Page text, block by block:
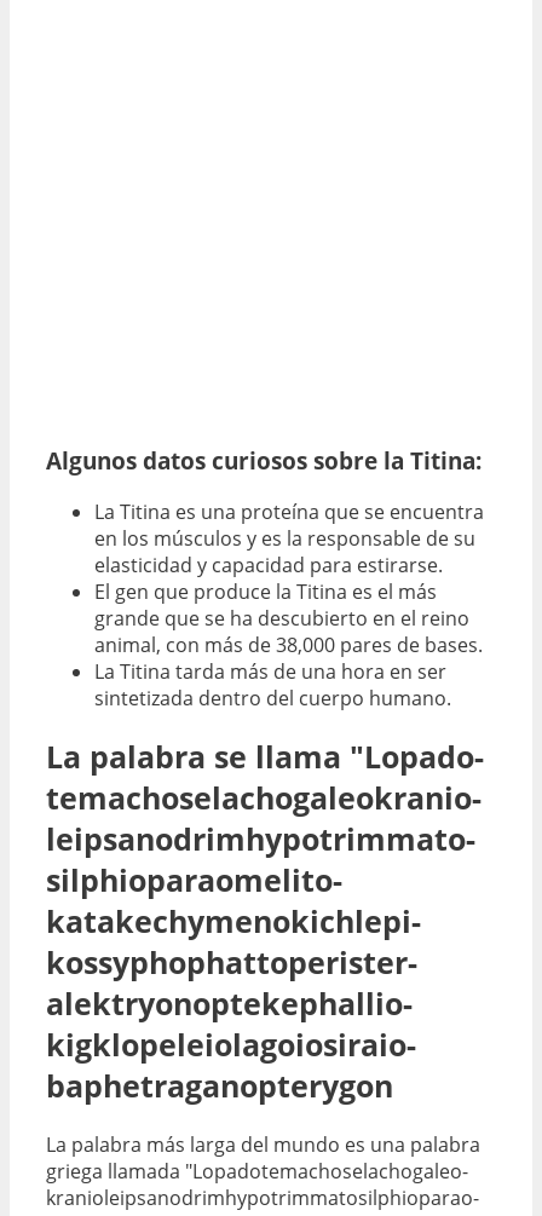
Algunos datos curiosos sobre la Titina:
La Titina es una proteína que se encuentra
en los músculos y es la responsable de su
elasticidad y capacidad para estirarse.
El gen que produce la Titina es el más
grande que se ha descubierto en el reino
animal, con más de 38,000 pares de bases.
La Titina tarda más de una hora en ser
sintetizada dentro del cuerpo humano.
La palabra se llama "Lopado­­­
temacho­­­selacho­­­galeo­­­kranio­­­
leipsano­­­drim­­­hypo­­­trimmato­­­
silphio­­­parao­­­melito­­­
katakechy­­­meno­­­kichl­­­epi­­­
kossypho­­­phatto­­­perister­­­
alektryon­­­opte­­­kephallio­­­
kigklo­­­peleio­­­lagoio­­­siraio­­­
baphe­­­tragano­­­pterygon
La palabra más larga del mundo es una palabra
griega llamada "Lopado­temacho­selacho­galeo­
kranio­leipsano­drim­hypo­trimmato­silphio­parao­